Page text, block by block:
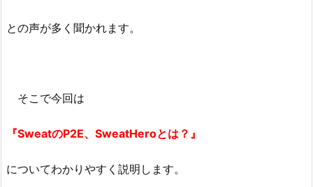
との声が多く聞かれます。
そこで今回は
『SweatのP2E、SweatHeroとは？』
についてわかりやすく説明します。